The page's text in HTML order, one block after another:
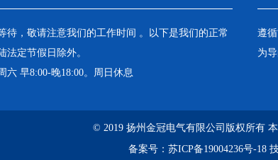
待，敬请注意我们的工作时间 。以下是我们的正常
法定节假日除外。
六 早8:00-晚18:00。周日休息
遵
为
© 2019 扬州金冠电气有限公司版权所有
备案号： 苏ICP备19004236号-18